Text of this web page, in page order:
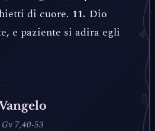
di cuore. 11. Dio
e paziente si adira egli
Gv 7,40-53